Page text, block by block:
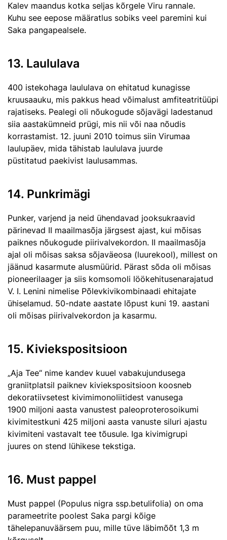
Kalev maandus kotka seljas kõrgele Viru rannale.
Kuhu see eepose määratlus sobiks veel paremini kui
Saka pangapealsele.
13. Laululava
400 istekohaga laululava on ehitatud kunagisse
kruusaauku, mis pakkus head võimalust amfiteatritüüpi
rajatiseks. Pealegi oli nõukogude sõjavägi ladestanud
siia aastakümneid prügi, mis nii või naa nõudis
korrastamist. 12. juuni 2010 toimus siin Virumaa
laulupäev, mida tähistab laululava juurde
püstitatud paekivist laulusammas.
14. Punkrimägi
Punker, varjend ja neid ühendavad jooksukraavid
pärinevad II maailmasõja järgsest ajast, kui mõisas
paiknes nõukogude piirivalvekordon. II maailmasõja
ajal oli mõisas saksa sõjaväeosa (luurekool), millest on
jäänud kasarmute alusmüürid. Pärast sõda oli mõisas
pioneerilaager ja siis komsomoli löökehitusenarajatud
V. I. Lenini nimelise Põlevkivikombinaadi ehitajate
ühiselamud. 50-ndate aastate lõpust kuni 19. aastani
oli mõisas piirivalvekordon ja kasarmu.
15. Kiviekspositsioon
„Aja Tee“ nime kandev kuuel vabakujundusega
graniitplatsil paiknev kiviekspositsioon koosneb
dekoratiivsetest kivimimonoliitidest vanusega
1900 miljoni aasta vanustest paleoproterosoikumi
kivimitestkuni 425 miljoni aasta vanuste siluri ajastu
kivimiteni vastavalt tee tõusule. Iga kivimigrupi
juures on stend lühikese tekstiga.
16. Must pappel
Must pappel (Populus nigra ssp.betulifolia) on oma
parameetrite poolest Saka pargi kõige
tähelepanuväärsem puu, mille tüve läbimõõt 1,3 m